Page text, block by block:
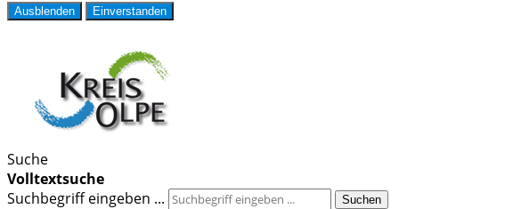
Ausblenden Einverstanden
Suche
Volltextsuche
Suchbegriff eingeben ...
Suchen